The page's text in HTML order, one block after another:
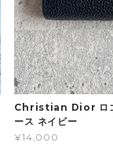
Christian Dior ロゴ
ース ネイビー
¥14,000